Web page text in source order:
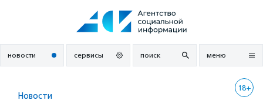
новости сервисы поиск меню
18+
Новости